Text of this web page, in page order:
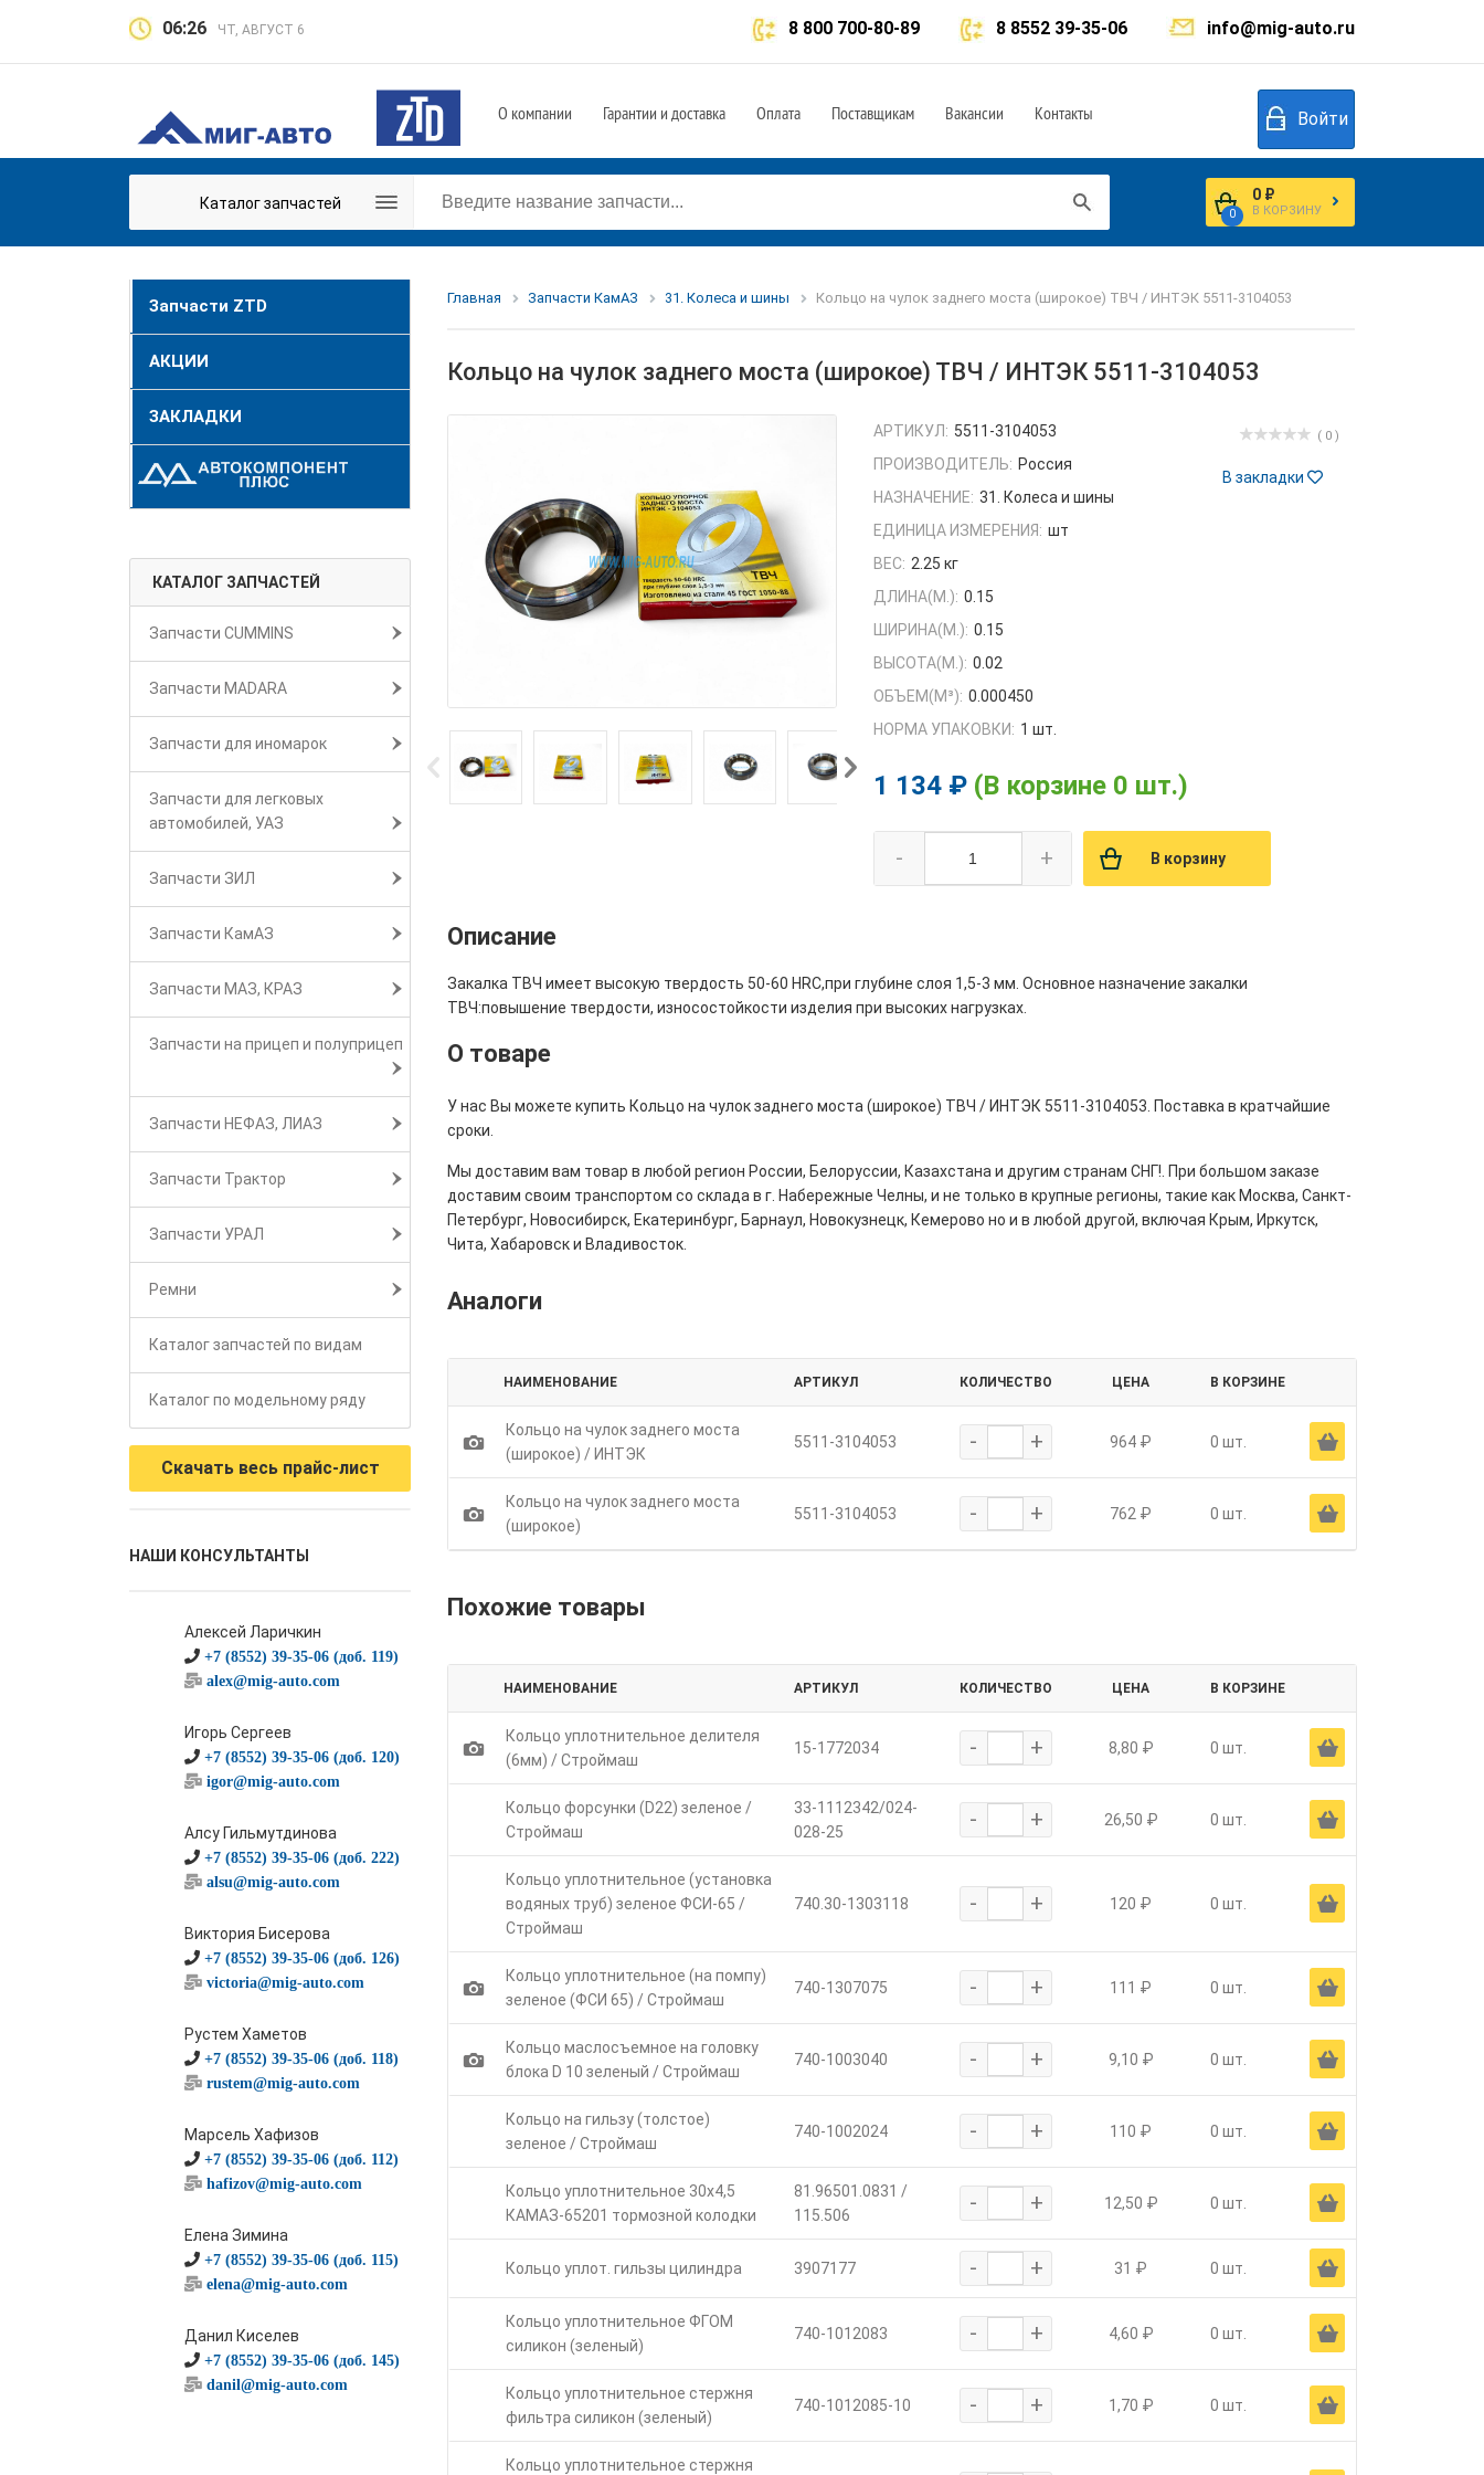
06:26 ЧТ, АВГУСТ 6 info@mig-auto.ru
8 8552 39-35-06
8 800 700-80-89
О компании Гарантии и доставка Оплата Поставщикам Вакансии Контакты Войти
Каталог запчастей
0
0 ₽
В КОРЗИНУ
Запчасти ZTD
АКЦИИ
ЗАКЛАДКИ
КАТАЛОГ ЗАПЧАСТЕЙ
Запчасти CUMMINS
Запчасти MADARA
Запчасти для иномарок
Запчасти для легковых
автомобилей, УАЗ
Запчасти ЗИЛ
Запчасти КамАЗ
Запчасти МАЗ, КРАЗ
Запчасти на прицеп и полуприцеп
Запчасти НЕФАЗ, ЛИАЗ
Запчасти Трактор
Запчасти УРАЛ
Ремни
Каталог запчастей по видам
Каталог по модельному ряду
Скачать весь прайс-лист
НАШИ КОНСУЛЬТАНТЫ
Алексей Ларичкин
+7 (8552) 39-35-06 (доб. 119)
alex@mig-auto.com
Игорь Сергеев
+7 (8552) 39-35-06 (доб. 120)
igor@mig-auto.com
Алсу Гильмутдинова
+7 (8552) 39-35-06 (доб. 222)
alsu@mig-auto.com
Виктория Бисерова
+7 (8552) 39-35-06 (доб. 126)
victoria@mig-auto.com
Рустем Хаметов
+7 (8552) 39-35-06 (доб. 118)
rustem@mig-auto.com
Марсель Хафизов
+7 (8552) 39-35-06 (доб. 112)
hafizov@mig-auto.com
Елена Зимина
+7 (8552) 39-35-06 (доб. 115)
elena@mig-auto.com
Данил Киселев
+7 (8552) 39-35-06 (доб. 145)
danil@mig-auto.com
Главная Запчасти КамАЗ 31. Колеса и шины Кольцо на чулок заднего моста (широкое) ТВЧ / ИНТЭК 5511-3104053
Кольцо на чулок заднего моста (широкое) ТВЧ / ИНТЭК 5511-3104053
( 0 )
В закладки
АРТИКУЛ: 5511-3104053
ПРОИЗВОДИТЕЛЬ: Россия
НАЗНАЧЕНИЕ: 31. Колеса и шины
ЕДИНИЦА ИЗМЕРЕНИЯ: шт
ВЕС: 2.25 кг
ДЛИНА(М.): 0.15
ШИРИНА(М.): 0.15
ВЫСОТА(М.): 0.02
ОБЪЕМ(M³): 0.000450
НОРМА УПАКОВКИ: 1 шт.
1 134 ₽ (В корзине 0 шт.)
- + В корзину
Описание
Закалка ТВЧ имеет высокую твердость 50-60 HRC,при глубине слоя 1,5-3 мм. Основное назначение закалки
ТВЧ:повышение твердости, износостойкости изделия при высоких нагрузках.
О товаре
У нас Вы можете купить Кольцо на чулок заднего моста (широкое) ТВЧ / ИНТЭК 5511-3104053. Поставка в кратчайшие
сроки.
Мы доставим вам товар в любой регион России, Белоруссии, Казахстана и другим странам СНГ!. При большом заказе
доставим своим транспортом со склада в г. Набережные Челны, и не только в крупные регионы, такие как Москва, Санкт-
Петербург, Новосибирск, Екатеринбург, Барнаул, Новокузнецк, Кемерово но и в любой другой, включая Крым, Иркутск,
Чита, Хабаровск и Владивосток.
Аналоги
НАИМЕНОВАНИЕ АРТИКУЛ КОЛИЧЕСТВО ЦЕНА В КОРЗИНЕ
1
Кольцо на чулок заднего моста
(широкое) / ИНТЭК
5511-3104053 - + 964 ₽ 0 шт. Ä
1
Кольцо на чулок заднего моста
(широкое)
5511-3104053 - + 762 ₽ 0 шт. Ä
Похожие товары
НАИМЕНОВАНИЕ АРТИКУЛ КОЛИЧЕСТВО ЦЕНА В КОРЗИНЕ
1
Кольцо уплотнительное делителя
(6мм) / Строймаш
15-1772034 - + 8,80 ₽ 0 шт. Ä
Кольцо форсунки (D22) зеленое /
Строймаш
33-1112342/024-
028-25
- + 26,50 ₽ 0 шт. Ä
Кольцо уплотнительное (установка
водяных труб) зеленое ФСИ-65 /
Строймаш
740.30-1303118 - + 120 ₽ 0 шт. Ä
1
Кольцо уплотнительное (на помпу)
зеленое (ФСИ 65) / Строймаш
740-1307075 - + 111 ₽ 0 шт. Ä
1
Кольцо маслосъемное на головку
блока D 10 зеленый / Строймаш
740-1003040 - + 9,10 ₽ 0 шт. Ä
Кольцо на гильзу (толстое)
зеленое / Строймаш
740-1002024 - + 110 ₽ 0 шт. Ä
Кольцо уплотнительное 30х4,5
КАМАЗ-65201 тормозной колодки
81.96501.0831 /
115.506
- + 12,50 ₽ 0 шт. Ä
Кольцо уплот. гильзы цилиндра 3907177 - + 31 ₽ 0 шт. Ä
Кольцо уплотнительное ФГОМ
силикон (зеленый)
740-1012083 - + 4,60 ₽ 0 шт. Ä
Кольцо уплотнительное стержня
фильтра силикон (зеленый)
740-1012085-10 - + 1,70 ₽ 0 шт. Ä
Кольцо уплотнительное стержня